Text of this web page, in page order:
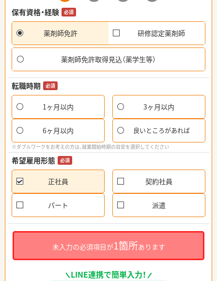
保有資格・経験 必須
薬剤師免許 研修認定薬剤師
薬剤師免許取得見込（薬学生等）
転職時期 必須
1ヶ月以内 3ヶ月以内
6ヶ月以内 良いところがあれば
※ダブルワークをお考えの方は、就業開始時期の目安を選択してください
希望雇用形態 必須
正社員 契約社員
パート 派遣
未入力の必須項目が1箇所あります
LINE連携で簡単入力！